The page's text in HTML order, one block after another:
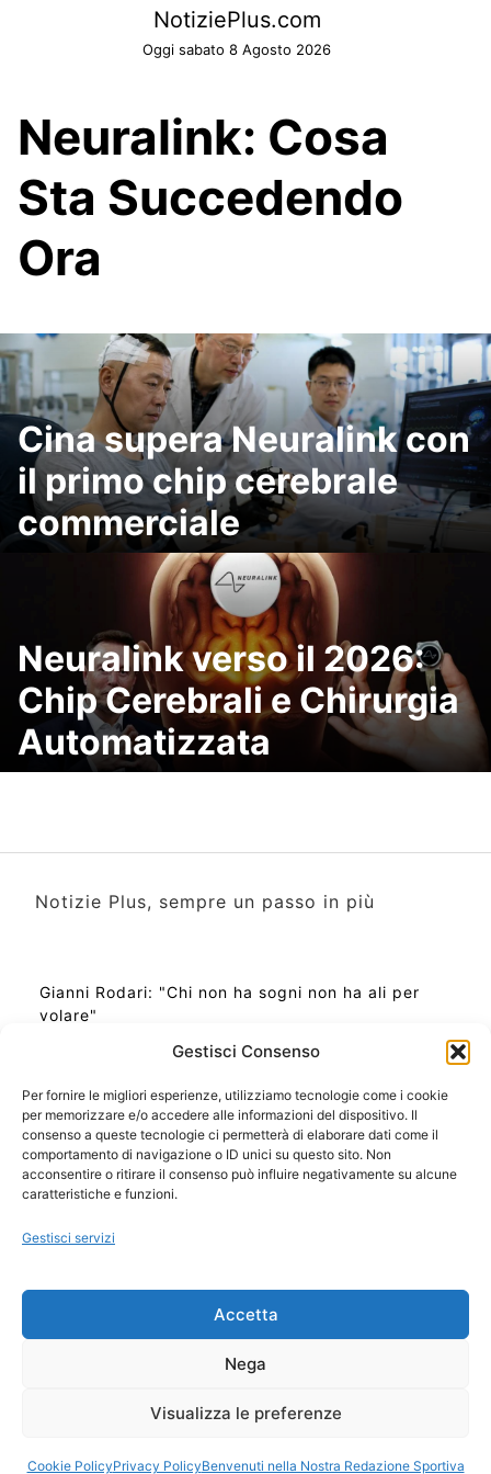
Gestisci Consenso
Per fornire le migliori esperienze, utilizziamo tecnologie come i cookie
per memorizzare e/o accedere alle informazioni del dispositivo. Il
consenso a queste tecnologie ci permetterà di elaborare dati come il
comportamento di navigazione o ID unici su questo sito. Non
acconsentire o ritirare il consenso può influire negativamente su alcune
caratteristiche e funzioni.
Gestisci servizi
Accetta
Nega
Visualizza le preferenze
Cookie PolicyPrivacy PolicyBenvenuti nella Nostra Redazione Sportiva
NotiziePlus.com
Oggi sabato 8 Agosto 2026
Neuralink: Cosa
Sta Succedendo
Ora
Cina supera Neuralink con
il primo chip cerebrale
commerciale
Neuralink verso il 2026:
Chip Cerebrali e Chirurgia
Automatizzata
Notizie Plus, sempre un passo in più
Gianni Rodari: "Chi non ha sogni non ha ali per
volare"
Ora Esatta in Italia in questo momento
Ti Senti Strano Ultimamente? Potrebbe Essere per
la Risonanza di Schumann
Come Sapere Se Stai Ascendendo alla Quinta
Copyright 2026 NotiziePlus.com
📰 Contenuto Umano Verificato
Privacy Coockie
Pubblicità